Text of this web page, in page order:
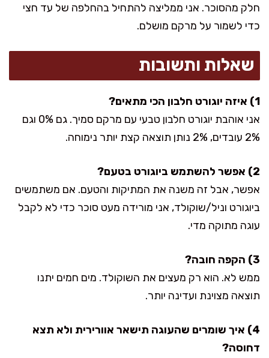
חלק מהסוכר. אני ממליצה להתחיל בהחלפה של עד חצי
כדי לשמור על מרקם מושלם.
שאלות ותשובות
1) איזה יוגורט חלבון הכי מתאים?
אני אוהבת יוגורט חלבון טבעי עם מרקם סמיך. גם 0% וגם
2% עובדים, 2% נותן תוצאה קצת יותר נימוחה.
2) אפשר להשתמש ביוגורט בטעם?
אפשר, אבל זה משנה את המתיקות והטעם. אם משתמשים
ביוגורט וניל/שוקולד, אני מורידה מעט סוכר כדי לא לקבל
עוגה מתוקה מדי.
3) הקפה חובה?
ממש לא. הוא רק מעצים את השוקולד. מים חמים יתנו
תוצאה מצוינת ועדינה יותר.
4) איך שומרים שהעוגה תישאר אוורירית ולא תצא
דחוסה?